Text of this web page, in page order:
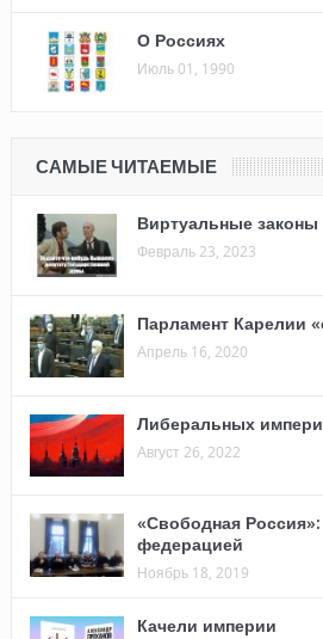
О Россиях
Июль 01, 1990
САМЫЕ ЧИТАЕМЫЕ
Виртуальные
Февраль 23, 2023
Парламент Карелии
Апрель 16, 2020
Либеральных
Август 26, 2022
«Свободная
федерацией
Ноябрь 18, 2019
Качели империи